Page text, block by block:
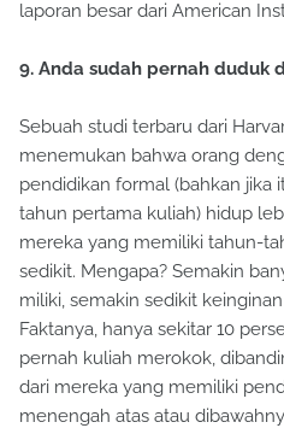
laporan besar dari American
9. Anda sudah pernah duduk
Sebuah studi terbaru dari
menemukan bahwa orang
pendidikan formal (bahkan jika
tahun pertama kuliah) hidup
mereka yang memiliki tahun-
sedikit. Mengapa? Semakin
miliki, semakin sedikit
Faktanya, hanya sekitar 10
pernah kuliah merokok,
dari mereka yang memiliki
menengah atas atau